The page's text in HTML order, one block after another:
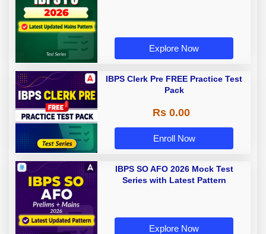
Explore Now
IBPS Clerk Pre FREE Practice Test
Pack
Rs 0.00
Enroll Now
IBPS SO AFO 2026 Mock Test
Series with Latest Pattern
Explore Now